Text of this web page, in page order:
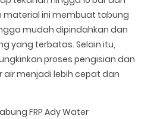
material ini membuat tabung
mudah dipindahkan dan
yang terbatas. Selain itu,
proses pengisian dan
menjadi lebih cepat dan
FRP Ady Water